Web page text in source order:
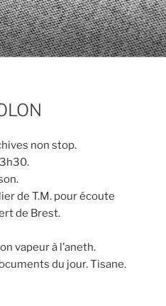
non stop.
de T.M. pour écoute
de Brest.
vapeur à l’aneth.
du jour. Tisane.